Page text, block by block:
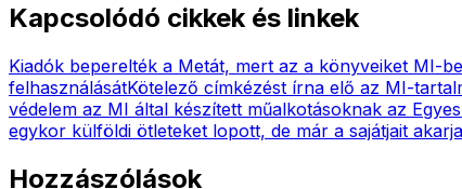
Kapcsolódó cikkek és linkek
Kiadók beperelték a Metát, mert az a könyveiket MI-
felhasználásátKötelező címkézést írna elő az MI-
védelem az MI által készített műalkotásoknak az
egykor külföldi ötleteket lopott, de már a sajátjait
Hozzászólások